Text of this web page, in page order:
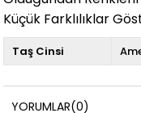
Küçük Farklılıklar
Taş Cinsi
YORUMLAR(0)